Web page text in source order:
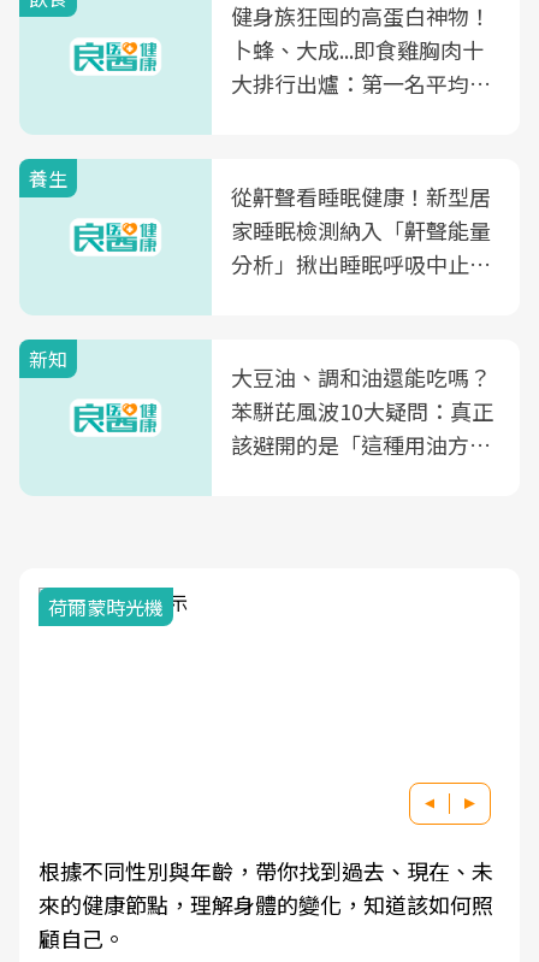
健身族狂囤的高蛋白神物！
卜蜂、大成...即食雞胸肉十
大排行出爐：第一名平均一
養生
從鼾聲看睡眠健康！新型居
家睡眠檢測納入「鼾聲能量
分析」揪出睡眠呼吸中止症
新知
大豆油、調和油還能吃嗎？
苯駢芘風波10大疑問：真正
該避開的是「這種用油方
荷爾蒙時光機
根據不同性別與年齡，帶你找到過去、現在、未
來的健康節點，理解身體的變化，知道該如何照
顧自己。